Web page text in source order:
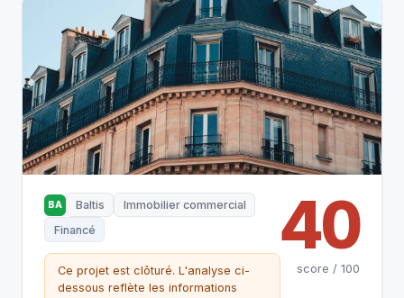
BA Baltis
Immobilier commercial
Financé
Ce projet est clôturé. L'analyse ci-
dessous reflète les informations
40
score / 100